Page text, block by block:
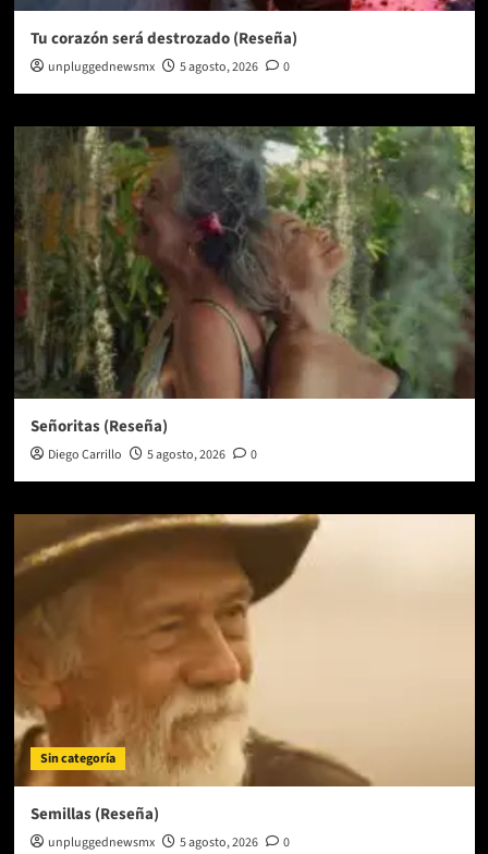
Tu corazón será destrozado (Reseña)
unpluggednewsmx 5 agosto, 2026 0
Señoritas (Reseña)
Diego Carrillo 5 agosto, 2026 0
Sin categoría
Semillas (Reseña)
unpluggednewsmx 5 agosto, 2026 0